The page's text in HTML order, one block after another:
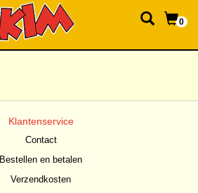
0
Klantenservice
Contact
Bestellen en betalen
Verzendkosten